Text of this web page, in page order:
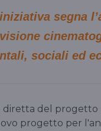
iniziativa segna
visione
sociali ed
diretta del progetto
progetto per